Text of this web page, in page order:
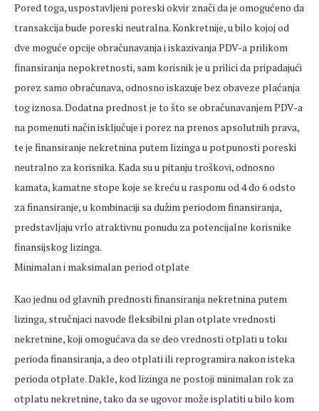
Pored toga, uspostavljeni poreski okvir znači da je omogućeno da
transakcija bude poreski neutralna. Konkretnije, u bilo kojoj od
dve moguće opcije obračunavanja i iskazivanja PDV-a prilikom
finansiranja nepokretnosti, sam korisnik je u prilici da pripadajući
porez samo obračunava, odnosno iskazuje bez obaveze plaćanja
tog iznosa. Dodatna prednost je to što se obračunavanjem PDV-a
na pomenuti način isključuje i porez na prenos apsolutnih prava,
te je finansiranje nekretnina putem lizinga u potpunosti poreski
neutralno za korisnika. Kada su u pitanju troškovi, odnosno
kamata, kamatne stope koje se kreću u rasponu od 4 do 6 odsto
za finansiranje, u kombinaciji sa dužim periodom finansiranja,
predstavljaju vrlo atraktivnu ponudu za potencijalne korisnike
finansijskog lizinga.
Minimalan i maksimalan period otplate
Kao jednu od glavnih prednosti finansiranja nekretnina putem
lizinga, stručnjaci navode fleksibilni plan otplate vrednosti
nekretnine, koji omogućava da se deo vrednosti otplati u toku
perioda finansiranja, a deo otplati ili reprogramira nakon isteka
perioda otplate. Dakle, kod lizinga ne postoji minimalan rok za
otplatu nekretnine, tako da se ugovor može isplatiti u bilo kom